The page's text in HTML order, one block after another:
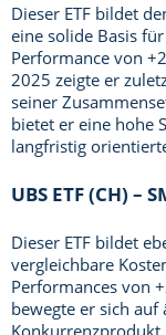
Dieser ETF bildet
eine solide Basis
Performance von
2025 zeigte er
seiner
bietet er eine hohe
langfristig
UBS ETF (CH) –
Dieser ETF bildet
vergleichbare
Performances von
bewegte er sich